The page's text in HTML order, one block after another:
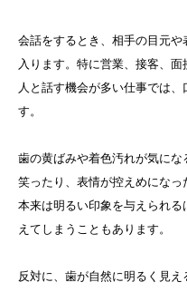
会話をするとき、相手の目元
入ります。特に営業、接客、面
人と話す機会が多い仕事では
す。
歯の黄ばみや着色汚れが気に
笑ったり、表情が控えめになっ
本来は明るい印象を与えられ
えてしまうこともあります。
反対に、歯が自然に明るく見